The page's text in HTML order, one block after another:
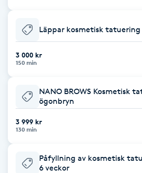
Brynfärgning
Brynplockning
Bröllopsuppsättning
C
Celluliter
Coachning
Color correction
Läppar kosmetisk tatuering
3 000 kr
150 min
NANO BROWS Kosmetisk
ögonbryn
3 999 kr
130 min
Påfyllning av kosmetisk
6 veckor